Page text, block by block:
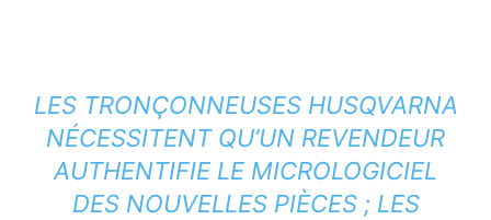
LES TRONÇONNEUSES HUSQVARNA
NÉCESSITENT QU’UN REVENDEUR
AUTHENTIFIE LE MICROLOGICIEL
DES NOUVELLES PIÈCES ; LES